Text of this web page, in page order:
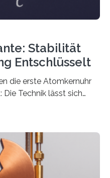
Stabilität
Entschlüsselt
die erste Atomkernuhr
Technik lässt sich
Thorium-
man jahrzehntelang
passenden
worden, 2024 gelang